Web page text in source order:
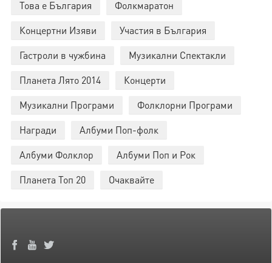
Това е България
Фолкмаратон
Концертни Изяви
Участия в България
Гастроли в чужбина
Музикални Спектакли
Планета Лято 2014
Концерти
Музикални Програми
Фолклорни Програми
Награди
Албуми Поп-фолк
Албуми Фолклор
Албуми Поп и Рок
Планета Топ 20
Очаквайте